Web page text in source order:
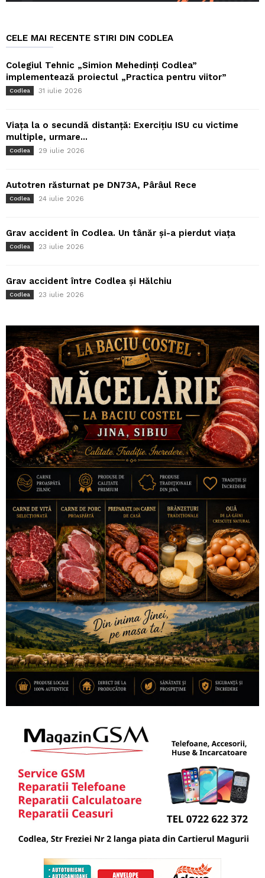
CELE MAI RECENTE STIRI DIN CODLEA
Colegiul Tehnic „Simion Mehedinți Codlea”
implementează proiectul „Practica pentru viitor”
Codlea 31 iulie 2026
Viața la o secundă distanță: Exercițiu ISU cu victime
multiple, urmare...
Codlea 29 iulie 2026
Autotren răsturnat pe DN73A, Pârâul Rece
Codlea 24 iulie 2026
Grav accident în Codlea. Un tânăr și-a pierdut viața
Codlea 23 iulie 2026
Grav accident între Codlea și Hălchiu
Codlea 23 iulie 2026